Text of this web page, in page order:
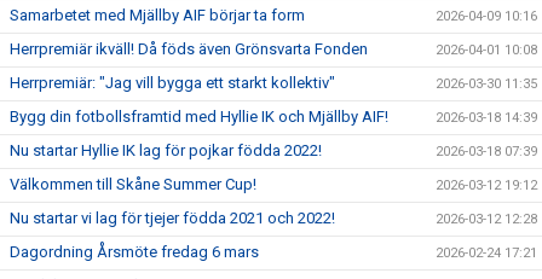
Samarbetet med Mjällby AIF börjar ta form 2026-04-09 10:16
Herrpremiär ikväll! Då föds även Grönsvarta Fonden 2026-04-01 10:08
Herrpremiär: "Jag vill bygga ett starkt kollektiv" 2026-03-30 11:35
Bygg din fotbollsframtid med Hyllie IK och Mjällby AIF! 2026-03-18 14:39
Nu startar Hyllie IK lag för pojkar födda 2022! 2026-03-18 07:39
Välkommen till Skåne Summer Cup! 2026-03-12 19:12
Nu startar vi lag för tjejer födda 2021 och 2022! 2026-03-12 12:28
Dagordning Årsmöte fredag 6 mars 2026-02-24 17:21